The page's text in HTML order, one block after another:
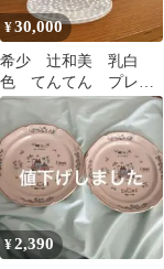
¥30,000
希少 辻和美 乳白
色 てんてん プレー
ト２枚セット 箱付き
¥2,390